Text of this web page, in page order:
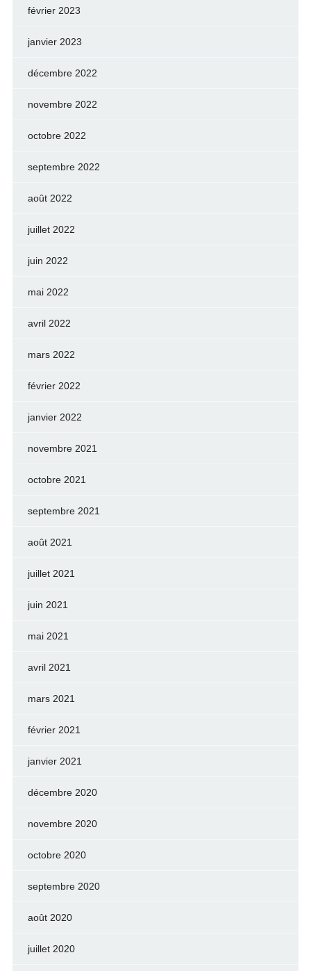
février 2023
janvier 2023
décembre 2022
novembre 2022
octobre 2022
septembre 2022
août 2022
juillet 2022
juin 2022
mai 2022
avril 2022
mars 2022
février 2022
janvier 2022
novembre 2021
octobre 2021
septembre 2021
août 2021
juillet 2021
juin 2021
mai 2021
avril 2021
mars 2021
février 2021
janvier 2021
décembre 2020
novembre 2020
octobre 2020
septembre 2020
août 2020
juillet 2020